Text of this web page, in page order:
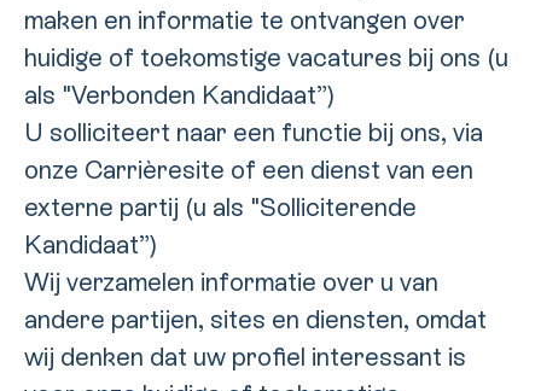
maken en informatie te ontvangen over
huidige of toekomstige vacatures bij ons (u
als "Verbonden Kandidaat”)
U solliciteert naar een functie bij ons, via
onze Carrièresite of een dienst van een
externe partij (u als "Solliciterende
Kandidaat”)
Wij verzamelen informatie over u van
andere partijen, sites en diensten, omdat
wij denken dat uw profiel interessant is